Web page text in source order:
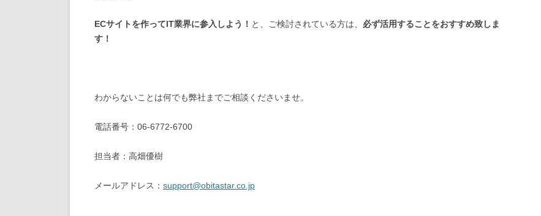
ECサイトを作ってIT業界に参入しよう！ と、ご検討されている方は、 必ず活用することをおすすめ致しま
す！
わからないことは何でも弊社までご相談くださいませ。
電話番号：06-6772-6700
担当者：高畑優樹
メールアドレス： support@obitastar.co.jp